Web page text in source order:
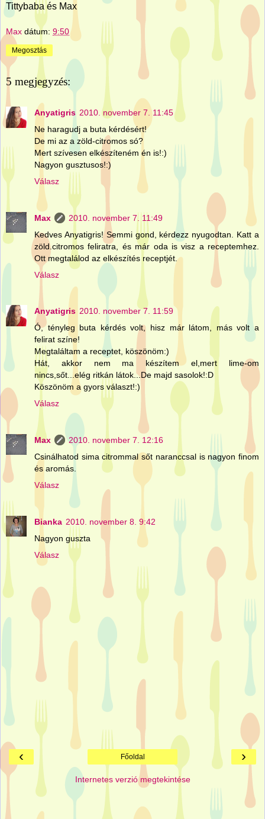
Tittybaba és Max
Max dátum: 9:50
Megosztás
5 megjegyzés:
Anyatigris 2010. november 7. 11:45
Ne haragudj a buta kérdésért!
De mi az a zöld-citromos só?
Mert szívesen elkészíteném én is!:)
Nagyon gusztusos!:)
Válasz
Max
2010. november 7. 11:49
Kedves Anyatigris! Semmi gond, kérdezz nyugodtan. Katt a
zöld.citromos feliratra, és már oda is visz a receptemhez.
Ott megtalálod az elkészítés receptjét.
Válasz
Anyatigris 2010. november 7. 11:59
Ó, tényleg buta kérdés volt, hisz már látom, más volt a
felirat színe!
Megtaláltam a receptet, köszönöm:)
Hát, akkor nem ma készítem el,mert lime-om
nincs,sőt...elég ritkán látok...De majd sasolok!:D
Köszönöm a gyors választ!:)
Válasz
Max
2010. november 7. 12:16
Csinálhatod sima citrommal sőt naranccsal is nagyon finom
és aromás.
Válasz
Bianka 2010. november 8. 9:42
Nagyon guszta
Válasz
‹ ›
Főoldal
Internetes verzió megtekintése